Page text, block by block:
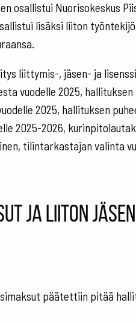
osallistui Nuorisokeskus
lisäksi liiton
liittymis-, jäsen- ja
vuodelle 2025,
2025, hallituksen
2025-2026,
tilintarkastajan valinta
ja liiton
päätettiin pitää